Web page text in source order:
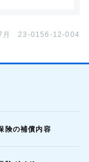
月 23-0156-12-004
険の補償内容